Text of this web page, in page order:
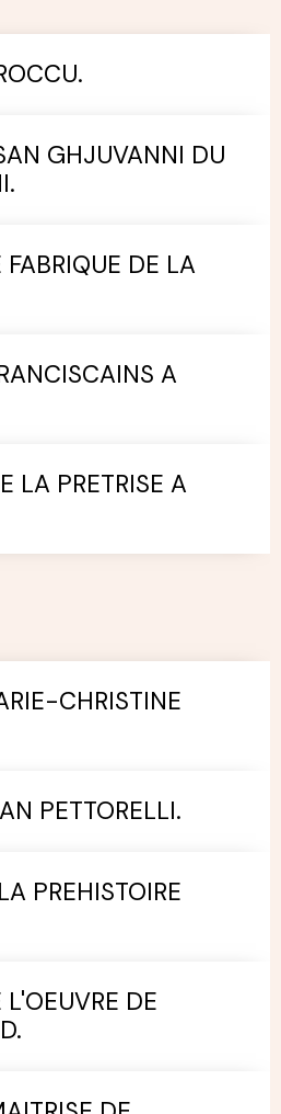
GHJUVANNI DU
DE LA
A
LA PRETRISE A
CHRISTINE
PETTORELLI.
PREHISTOIRE
DE